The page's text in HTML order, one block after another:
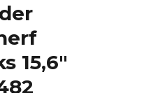
Rundleer
1
vaks
17.3″
15,6″